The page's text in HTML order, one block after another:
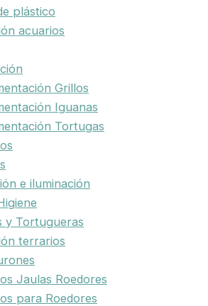
plástico
acuarios
Grillos
Iguanas
Tortugas
e iluminación
y Tortugueras
terrarios
Jaulas Roedores
para Roedores